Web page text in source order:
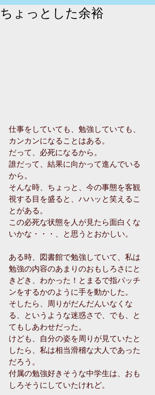
ちょっとした余裕
仕事をしていても、勉強していても、
カンカンになることはある。
だって、必死になるから。
誰だって、結果に向かって進んでいる
から。
そんな時、ちょっと、今の事態を客観
視する目を盛ると、ハハッと笑えるこ
とがある。
この必死な状態を人が見たら面白くな
いかな・・・、と思うとおかしい。
ある時、図書館で勉強していて、私は
勉強の内容のあまりのおもしろさにと
きどき、わかった！とまるで指パッチ
ンをするかのように手を動かした。
そしたら、周りがだんだんいなくな
る、というような迷惑さで、でも、と
てもしあわせだった。
けども、自分の姿を周りが見ていたと
したら、私は相当滑稽な大人であった
だろう。
付属の勉強好きそうな中学生は、おも
しろそうにしていたけれど。